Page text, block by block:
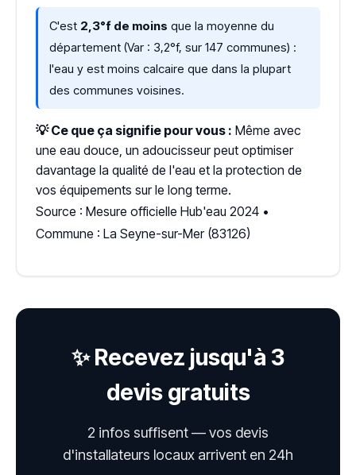
C'est 2,3°f de moins que la moyenne du
département (Var : 3,2°f, sur 147 communes) :
l'eau y est moins calcaire que dans la plupart
des communes voisines.
💡 Ce que ça signifie pour vous : Même avec
une eau douce, un adoucisseur peut optimiser
davantage la qualité de l'eau et la protection de
vos équipements sur le long terme.
Source : Mesure officielle Hub'eau 2024 •
Commune : La Seyne-sur-Mer (83126)
✨ Recevez jusqu'à 3
devis gratuits
2 infos suffisent — vos devis
d'installateurs locaux arrivent en 24h